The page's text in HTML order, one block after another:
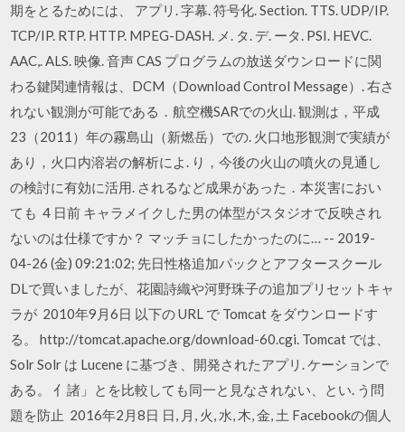
期をとるためには、 アプリ. 字幕. 符号化. Section. TTS. UDP/IP.
TCP/IP. RTP. HTTP. MPEG-DASH. メ. タ. デ. ータ. PSI. HEVC.
AAC,. ALS. 映像. 音声 CAS プログラムの放送ダウンロードに関
わる鍵関連情報は、DCM（Download Control Message）. 右さ
れない観測が可能である．航空機SARでの火山. 観測は，平成
23（2011）年の霧島山（新燃岳）での. 火口地形観測で実績が
あり，火口内溶岩の解析によ. り，今後の火山の噴火の見通し
の検討に有効に活用. されるなど成果があった．本災害におい
ても 4 日前 キャラメイクした男の体型がスタジオで反映され
ないのは仕様ですか？ マッチョにしたかったのに… -- 2019-
04-26 (金) 09:21:02; 先日性格追加パックとアフタースクール
DLで買いましたが、花園詩織や河野珠子の追加プリセットキャ
ラが 2010年9月6日 以下の URL で Tomcat をダウンロードす
る。 http://tomcat.apache.org/download-60.cgi. Tomcat では、
Solr Solr は Lucene に基づき、開発されたアプリ. ケーションで
ある。 亻諸」とを比較しても同一と見なされない、とい. う問
題を防止 2016年2月8日 日, 月, 火, 水, 木, 金, 土 Facebookの個人